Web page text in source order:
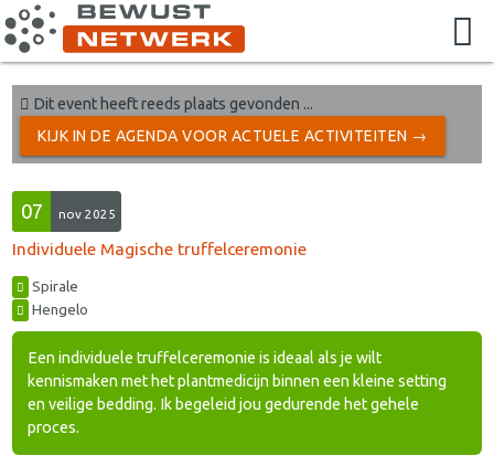
Dit event heeft reeds plaats gevonden ...
KIJK IN DE AGENDA VOOR ACTUELE ACTIVITEITEN →
07 nov 2025
Individuele Magische truffelceremonie
Spirale
Hengelo
Een individuele truffelceremonie is ideaal als je wilt
kennismaken met het plantmedicijn binnen een kleine setting
en veilige bedding. Ik begeleid jou gedurende het gehele
proces.